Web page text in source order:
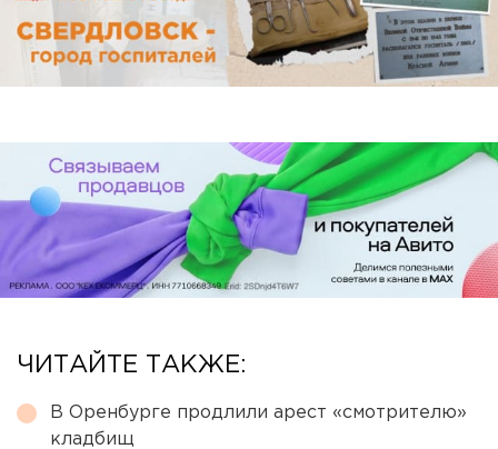
ЧИТАЙТЕ ТАКЖЕ:
В Оренбурге продлили арест «смотрителю»
кладбищ